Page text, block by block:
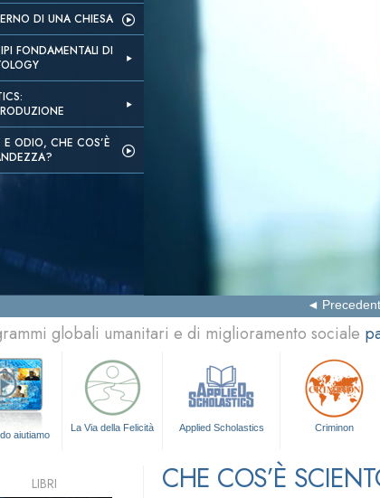
DI UNA CHIESA
FONDAMENTALI DI
E ODIO, CHE COS’È
globali umanitari e di miglioramento sociale
aiutiamo
La Via della Felicità Applied Scholastics Criminon
CHE COS’È
LIBRI